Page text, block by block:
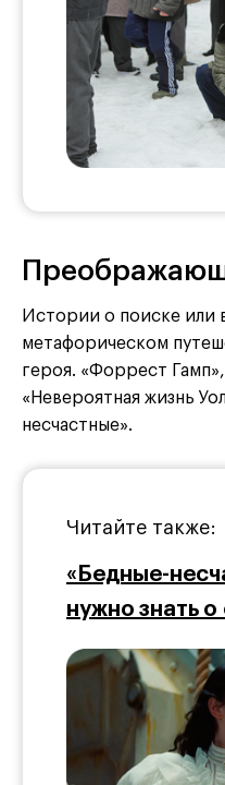
Истории о поиске или
метафорическом
героя. «Форрест
«Невероятная жизнь
несчастные».
Читайте также:
«Бедные-
нужно знать